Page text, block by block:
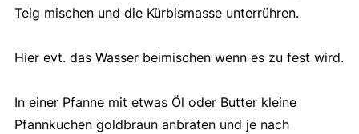
Teig mischen und die Kürbismasse unterrühren.
Hier evt. das Wasser beimischen wenn es zu fest wird.
In einer Pfanne mit etwas Öl oder Butter kleine
Pfannkuchen goldbraun anbraten und je nach